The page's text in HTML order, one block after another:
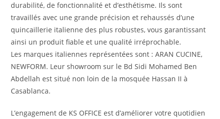
durabilité, de fonctionnalité et d’esthétisme. Ils sont
travaillés avec une grande précision et rehaussés d’une
quincaillerie italienne des plus robustes, vous garantissant
ainsi un produit fiable et une qualité irréprochable.
Les marques italiennes représentées sont : ARAN CUCINE,
NEWFORM. Leur showroom sur le Bd Sidi Mohamed Ben
Abdellah est situé non loin de la mosquée Hassan II à
Casablanca.
L’engagement de KS OFFICE est d’améliorer votre quotidien